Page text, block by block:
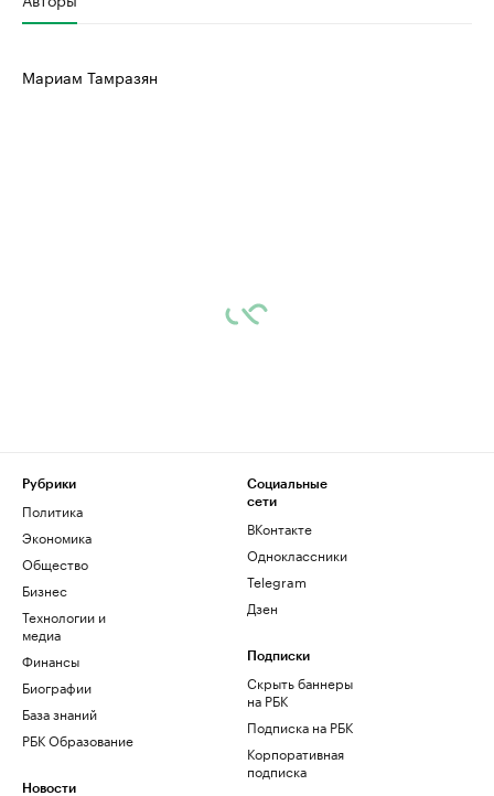
Мариам Тамразян
Рубрики
Политика
Экономика
Общество
Бизнес
Технологии и
медиа
Финансы
Биографии
База знаний
РБК Образование
Новости
Социальные
сети
ВКонтакте
Одноклассники
Telegram
Дзен
Подписки
Скрыть баннеры
на РБК
Подписка на РБК
Корпоративная
подписка